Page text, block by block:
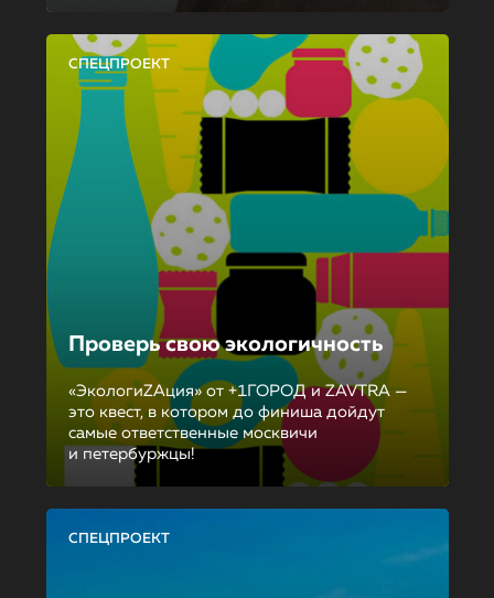
СПЕЦПРОЕКТ
Проверь свою экологичность
«ЭкологиZAция» от +1ГОРОД и ZAVTRA —
это квест, в котором до финиша дойдут
самые ответственные москвичи
и петербуржцы!
СПЕЦПРОЕКТ